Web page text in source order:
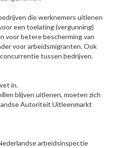
die werknemers uitlenen
een toelating (vergunning)
voor betere bescherming van
voor arbeidsmigranten. Ook
tussen bedrijven.
in.
blijven uitlenen, moeten zich
Autoriteit Uitleenmarkt
arbeidsinspectie